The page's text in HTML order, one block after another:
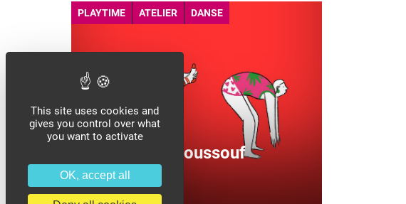
PLAYTIME ATELIER DANSE
avec fouad boussouf
autour de fêu
15.03
This site uses cookies and
gives you control over what
you want to activate
OK, accept all